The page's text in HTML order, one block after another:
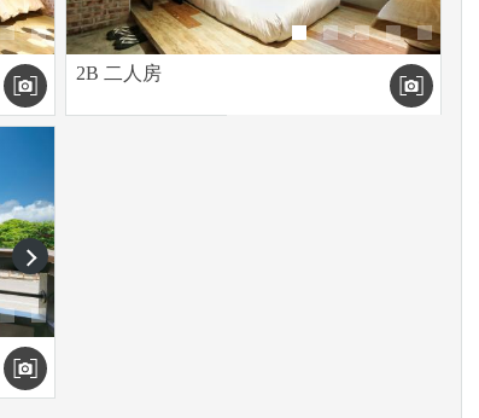
2B 二人房
next